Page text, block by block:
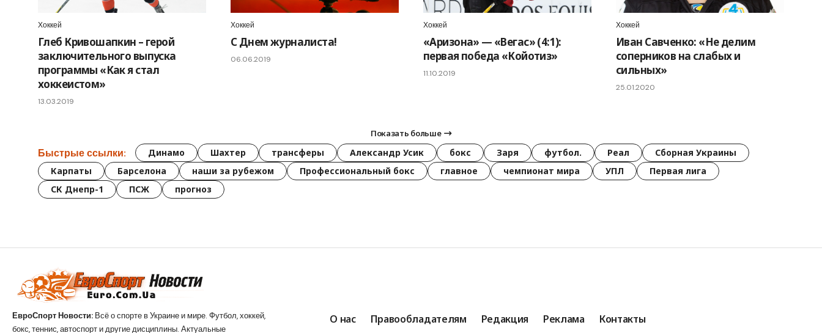
Хоккей
Глеб Кривошапкин – герой
заключительного выпуска
программы «Как я стал
хоккеистом»
13.03.2019
Хоккей
С Днем журналиста!
06.06.2019
Хоккей
«Аризона» — «Вегас» (4:1):
первая победа «Койотиз»
11.10.2019
Хоккей
Иван Савченко: «Не делим
соперников на слабых и
сильных»
25.01.2020
Показать больше
Быстрые ссылки: Динамо Шахтер трансферы Александр Усик бокс Заря футбол. Реал
Сборная Украины
Карпаты
Барселона наши за рубежом Профессиональный бокс главное чемпионат мира УПЛ
Первая лига
СК Днепр-1
ПСЖ прогноз
ЕвроСпорт Новости: Всё о спорте в Украине и мире. Футбол, хоккей,
бокс, теннис, автоспорт и другие дисциплины. Актуальные
О нас Правообладателям Редакция Реклама Контакты